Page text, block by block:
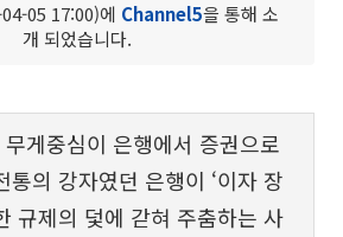
05 17:00)에 Channel5을 통해 소
개 되었습니다.
게중심이 은행에서 증권으로
통의 강자였던 은행이 ‘이자 장
규제의 덫에 갇혀 주춤하는 사